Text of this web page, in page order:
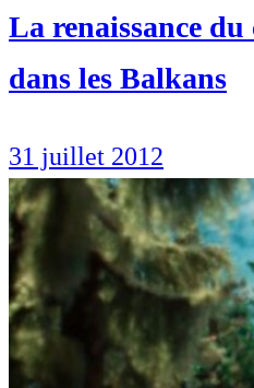
La renaissance
dans les Balkans
31 juillet 2012